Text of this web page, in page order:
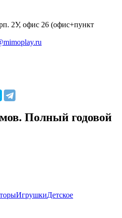
2У, офис 26 (офис+пункт
Полный годовой
ИгрушкиДетское